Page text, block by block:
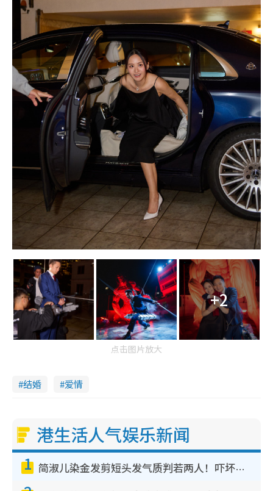
+2
点击图片放大
结婚 爱情
港生活人气娱乐新闻
1 简淑儿染金发剪短头发气质判若两人！吓坏老公麦大力都认不出：“你做什么？”